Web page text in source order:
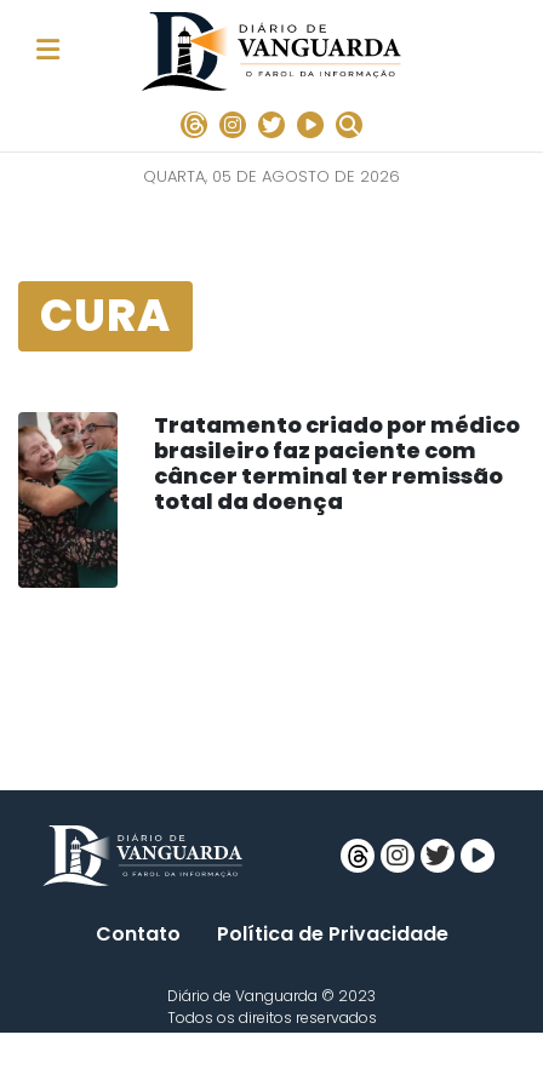
QUARTA, 05 DE AGOSTO DE 2026
CURA
Tratamento criado por médico
brasileiro faz paciente com
câncer terminal ter remissão
total da doença
Contato Política de Privacidade
Diário de Vanguarda © 2023
Todos os direitos reservados